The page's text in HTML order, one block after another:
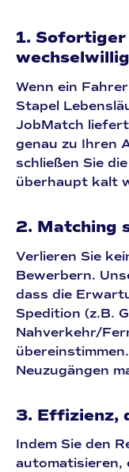
1.
Wenn ein
Stapel
JobMatch
genau zu Ihren
schließen Sie
überhaupt kalt
2. Matching
Verlieren Sie
Bewerbern.
dass die
Spedition (z.B.
Nahverkehr/
Neuzugängen
3. Effizienz,
Indem Sie den
automatisieren,